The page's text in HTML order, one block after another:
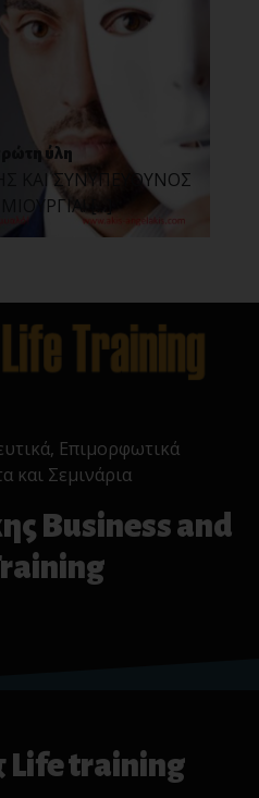
ύλη
ΚΑΙ ΣΥΝΥΠΕΥΘΥΝΟΣ
[...]
Επιμορφωτικά
και Σεμινάρια
Business and
Life training